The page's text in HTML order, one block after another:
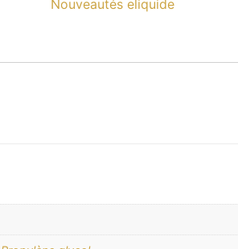
Nouveautés eliquide